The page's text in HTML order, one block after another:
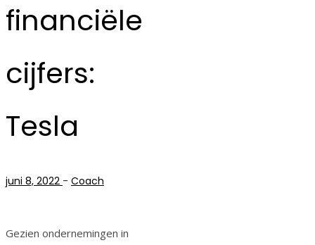
financiële
cijfers:
Tesla
juni 8, 2022 - Coach
Gezien ondernemingen in